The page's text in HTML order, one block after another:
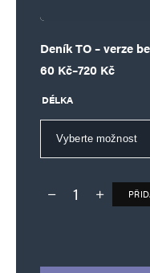
Deník TO – verze
60 Kč–720 Kč
Rozpětí cen: 60 Kč
DÉLKA
Deník TO – verze bez